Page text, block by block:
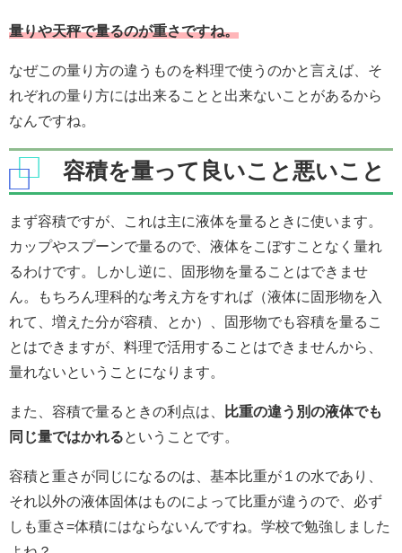
量りや天秤で量るのが重さですね。
なぜこの量り方の違うものを料理で使うのかと言えば、そ
れぞれの量り方には出来ることと出来ないことがあるから
なんですね。
容積を量って良いこと悪いこと
まず容積ですが、これは主に液体を量るときに使います。
カップやスプーンで量るので、液体をこぼすことなく量れ
るわけです。しかし逆に、固形物を量ることはできませ
ん。もちろん理科的な考え方をすれば（液体に固形物を入
れて、増えた分が容積、とか）、固形物でも容積を量るこ
とはできますが、料理で活用することはできませんから、
量れないということになります。
また、容積で量るときの利点は、
比重の違う別の液体でも
同じ量ではかれるということです。
容積と重さが同じになるのは、基本比重が１の水であり、
それ以外の液体固体はものによって比重が違うので、必ず
しも重さ=体積にはならないんですね。学校で勉強しました